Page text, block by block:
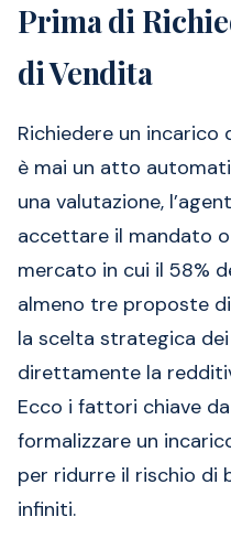
Prima di
di Vendita
Richiedere un incarico
è mai un atto
una valutazione,
accettare il mandato
mercato in cui il 58%
almeno tre proposte
la scelta strategica
direttamente la
Ecco i fattori chiave
formalizzare un
per ridurre il rischio di
infiniti.